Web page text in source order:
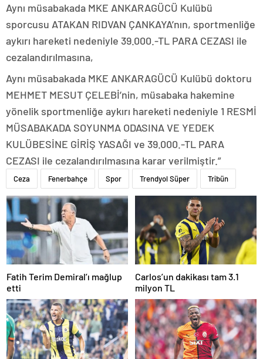
Aynı müsabakada MKE ANKARAGÜCÜ Kulübü
sporcusu ATAKAN RIDVAN ÇANKAYA’nın, sportmenliğe
aykırı hareketi nedeniyle 39.000.-TL PARA CEZASI ile
cezalandırılmasına,
Aynı müsabakada MKE ANKARAGÜCÜ Kulübü doktoru
MEHMET MESUT ÇELEBİ’nin, müsabaka hakemine
yönelik sportmenliğe aykırı hareketi nedeniyle 1 RESMİ
MÜSABAKADA SOYUNMA ODASINA VE YEDEK
KULÜBESİNE GİRİŞ YASAĞI ve 39.000.-TL PARA
CEZASI ile cezalandırılmasına karar verilmiştir.”
Ceza Fenerbahçe Spor Trendyol Süper Tribün
Fatih Terim Demiral’ı mağlup
etti
Carlos’un dakikası tam 3.1
milyon TL